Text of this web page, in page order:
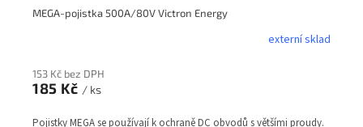
MEGA-pojistka 500A/80V Victron Energy
externí sklad
153 Kč bez DPH
185 Kč / ks
Pojistky MEGA se používají k ochraně DC obvodů s většími proudy.